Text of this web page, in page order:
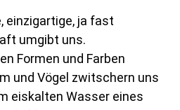
einzigartige, ja fast
umgibt uns.
Formen und Farben
und Vögel zwitschern uns
eiskalten Wasser eines